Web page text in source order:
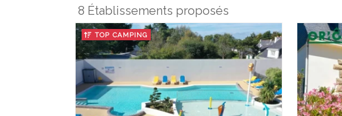
8 Établissements proposés
TOP CAMPING